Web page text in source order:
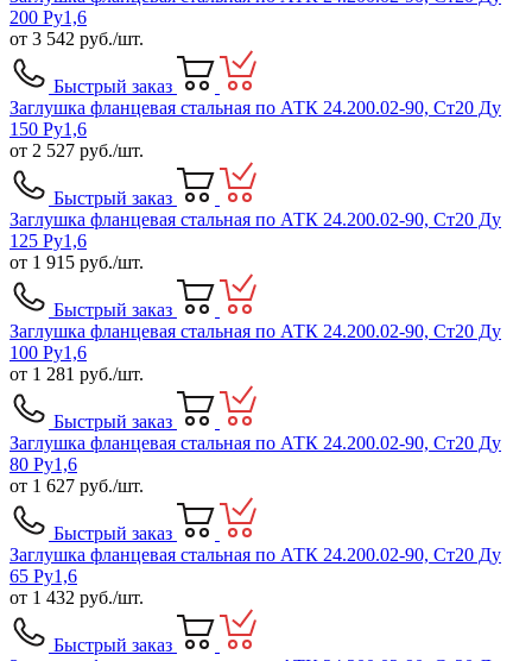
200 Ру1,6
от 3 542 руб./шт.
Быстрый заказ
Заглушка фланцевая стальная по АТК 24.200.02-90, Ст20 Ду
150 Ру1,6
от 2 527 руб./шт.
Быстрый заказ
Заглушка фланцевая стальная по АТК 24.200.02-90, Ст20 Ду
125 Ру1,6
от 1 915 руб./шт.
Быстрый заказ
Заглушка фланцевая стальная по АТК 24.200.02-90, Ст20 Ду
100 Ру1,6
от 1 281 руб./шт.
Быстрый заказ
Заглушка фланцевая стальная по АТК 24.200.02-90, Ст20 Ду
80 Ру1,6
от 1 627 руб./шт.
Быстрый заказ
Заглушка фланцевая стальная по АТК 24.200.02-90, Ст20 Ду
65 Ру1,6
от 1 432 руб./шт.
Быстрый заказ